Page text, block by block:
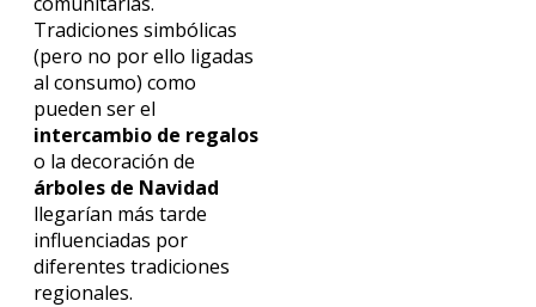
Tradiciones simbólicas
(pero no por ello ligadas
al consumo) como
pueden ser el
intercambio de regalos
o la decoración de
árboles de Navidad
llegarían más tarde
influenciadas por
diferentes tradiciones
regionales.